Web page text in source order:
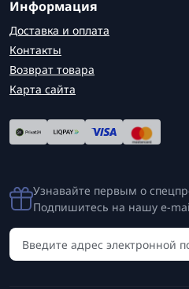
Информация
Доставка и оплата
Контакты
Возврат товара
Карта сайта
Узнавайте первым о
Подпишитесь на нашу e-